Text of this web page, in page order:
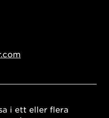
i ett eller flera